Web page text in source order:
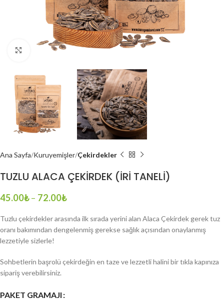
Click to enlarge
Ana Sayfa Kuruyemişler Çekirdekler
TUZLU ALACA ÇEKİRDEK (İRİ TANELİ)
45.00₺– 72.00₺
Tuzlu çekirdekler arasında ilk sırada yerini alan Alaca Çekirdek gerek tuz
oranı bakımından dengelenmiş gerekse sağlık açısından onaylanmış
lezzetiyle sizlerle!
Sohbetlerin başrolü çekirdeğin en taze ve lezzetli halini bir tıkla kapınıza
sipariş verebilirsiniz.
PAKET GRAMAJI